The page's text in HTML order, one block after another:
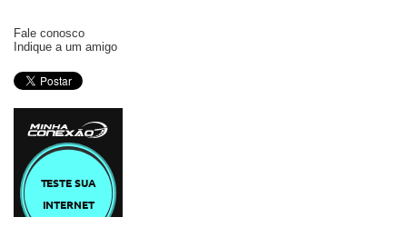
Fale conosco
Indique a um amigo